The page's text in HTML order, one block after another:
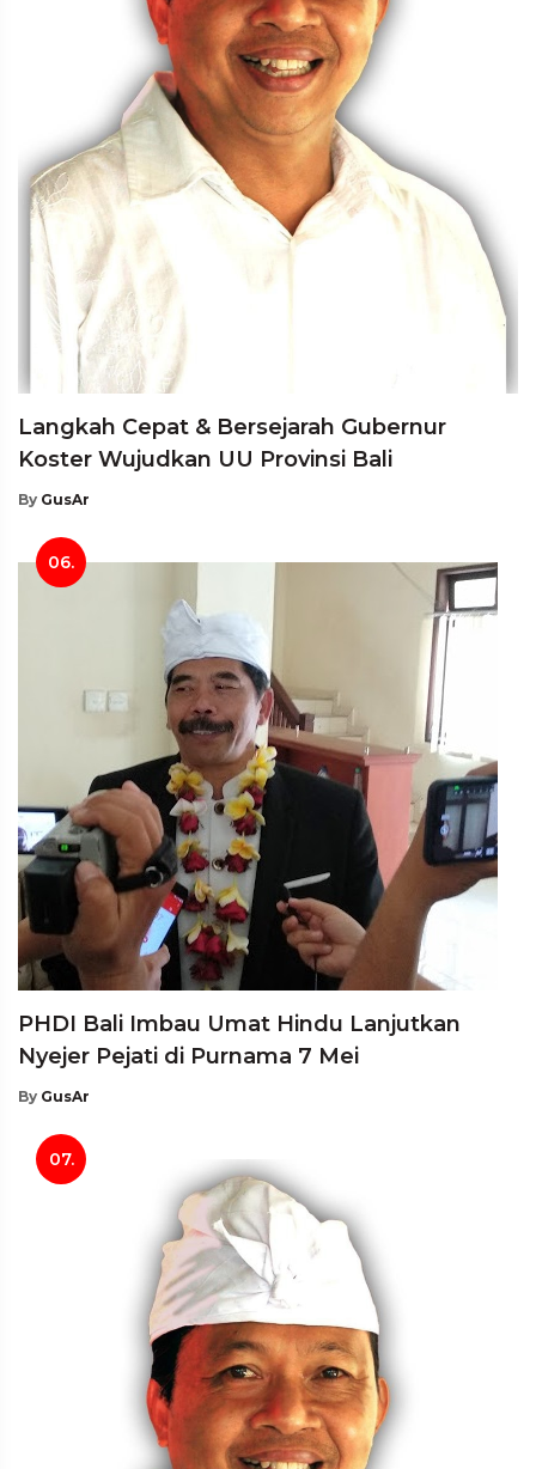
Langkah Cepat & Bersejarah Gubernur
Koster Wujudkan UU Provinsi Bali
By GusAr
06.
PHDI Bali Imbau Umat Hindu Lanjutkan
Nyejer Pejati di Purnama 7 Mei
By GusAr
07.